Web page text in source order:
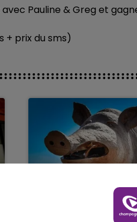
Pauline & Greg et
+ prix du sms)
VENEZ FÊTER CE
L'ANNIVERSAIRE